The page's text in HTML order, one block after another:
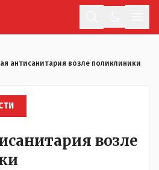
антисанитария возле поликлиники
возле